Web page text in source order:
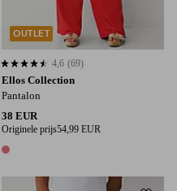
Ellos Collection
Pantalon
38 EUR
Originele prijs54,99 EUR
1 kleur
4,6 op basis van 69 beoordelingen
4,6 (69)
OUTLET